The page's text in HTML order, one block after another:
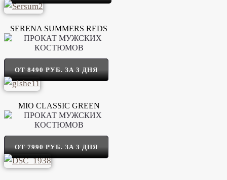
SERENA SUMMERS REDS
ОТ 8490 РУБ. ЗА 3 ДНЯ
MIO CLASSIC GREEN
ОТ 7990 РУБ. ЗА 3 ДНЯ